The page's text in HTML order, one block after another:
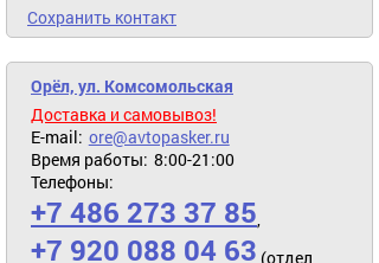
Сохранить контакт
Орёл, ул. Комсомольская
Доставка и самовывоз!
E-mail: ore@avtopasker.ru
Время работы: 8:00-21:00
Телефоны:
+7 486 273 37 85,
+7 920 088 04 63 (отдел